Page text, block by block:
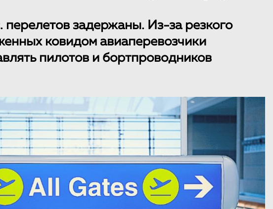
перелетов задержаны. Из-за резкого
ковидом авиаперевозчики
пилотов и бортпроводников